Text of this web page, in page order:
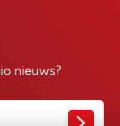
nieuws?